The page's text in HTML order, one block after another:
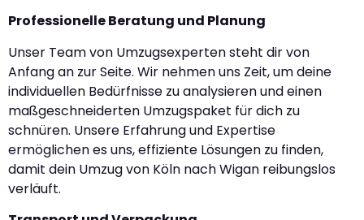
Professionelle Beratung und Planung
Unser Team von Umzugsexperten steht dir von
Anfang an zur Seite. Wir nehmen uns Zeit, um deine
individuellen Bedürfnisse zu analysieren und einen
maßgeschneiderten Umzugspaket für dich zu
schnüren. Unsere Erfahrung und Expertise
ermöglichen es uns, effiziente Lösungen zu finden,
damit dein Umzug von Köln nach Wigan reibungslos
verläuft.